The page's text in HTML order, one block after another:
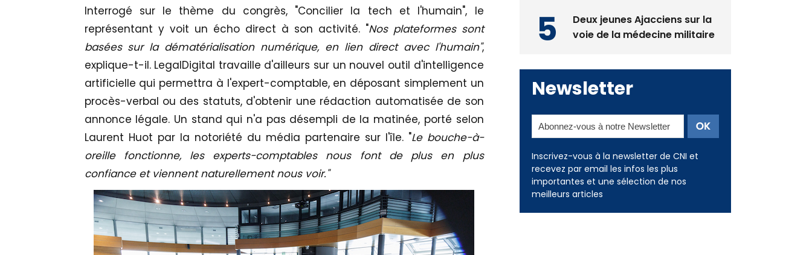
Interrogé sur le thème du congrès, "Concilier la tech et l'humain", le
représentant y voit un écho direct à son activité. "Nos plateformes sont
basées sur la dématérialisation numérique, en lien direct avec l'humain",
explique-t-il. LegalDigital travaille d'ailleurs sur un nouvel outil d'intelligence
artificielle qui permettra à l'expert-comptable, en déposant simplement un
procès-verbal ou des statuts, d'obtenir une rédaction automatisée de son
annonce légale. Un stand qui n'a pas désempli de la matinée, porté selon
Laurent Huot par la notoriété du média partenaire sur l'île. "Le bouche-à-
oreille fonctionne, les experts-comptables nous font de plus en plus
confiance et viennent naturellement nous voir."
Deux jeunes Ajacciens sur la
voie de la médecine militaire
Newsletter
Inscrivez-vous à la newsletter de CNI et
recevez par email les infos les plus
importantes et une sélection de nos
meilleurs articles